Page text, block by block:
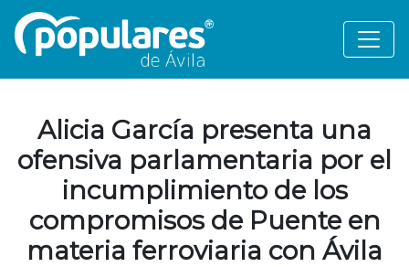
Alicia García presenta una
ofensiva parlamentaria por el
incumplimiento de los
compromisos de Puente en
materia ferroviaria con Ávila